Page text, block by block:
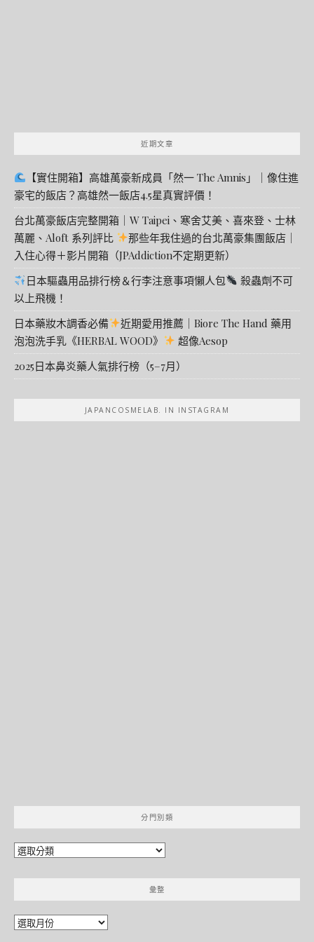
近期文章
【實住開箱】高雄萬豪新成員「然一 The Amnis」｜像住進
豪宅的飯店？高雄然一飯店4.5星真實評價！
台北萬豪飯店完整開箱｜W Taipei、寒舍艾美、喜來登、士林
萬麗、Aloft 系列評比
那些年我住過的台北萬豪集團飯店｜
入住心得＋影片開箱（JPAddiction不定期更新）
日本驅蟲用品排行榜＆行李注意事項懶人包
殺蟲劑不可
以上飛機！
日本藥妝木調香必備
近期愛用推薦｜Biore The Hand 藥用
泡泡洗手乳《HERBAL WOOD》
超像Aesop
2025日本鼻炎藥人氣排行榜（5–7月）
JAPANCOSMELAB. IN INSTAGRAM
分門別類
分
別
彙整
彙